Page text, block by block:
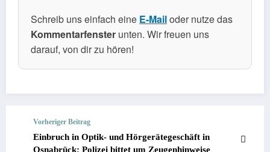
Schreib uns einfach eine E-Mailoder nutze das
Kommentarfenster unten. Wir freuen uns
darauf, von dir zu hören!
Vorheriger Beitrag
Einbruch in Optik- und Hörgerätegeschäft in
Osnabrück: Polizei bittet um Zeugenhinweise